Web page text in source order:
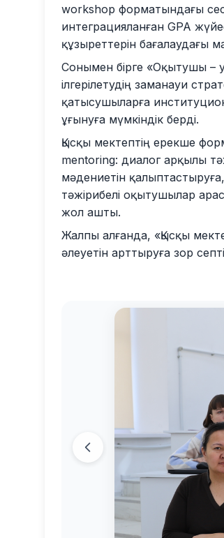
workshop форматындағы
интеграцияланған GPA
құзыреттерін бағалаудағы
Сонымен бірге «Оқытушы –
ілгерілетудің заманауи
қатысушыларға
ұғынуға мүмкіндік берді.
Қысқы мектептің ерекше
mentoring: диалог арқылы
мәдениетін
тәжірибелі оқытушылар
жол ашты.
Жалпы алғанда, «Қысқы
әлеуетін арттыруға зор